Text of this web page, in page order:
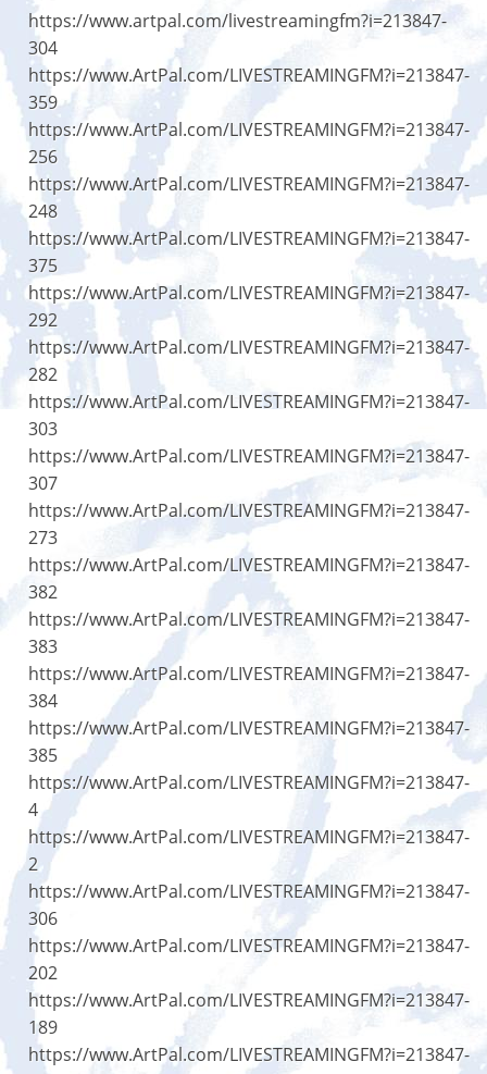
https://www.artpal.com/livestreamingfm?i=213847-
304
https://www.ArtPal.com/LIVESTREAMINGFM?i=213847-
359
https://www.ArtPal.com/LIVESTREAMINGFM?i=213847-
256
https://www.ArtPal.com/LIVESTREAMINGFM?i=213847-
248
https://www.ArtPal.com/LIVESTREAMINGFM?i=213847-
375
https://www.ArtPal.com/LIVESTREAMINGFM?i=213847-
292
https://www.ArtPal.com/LIVESTREAMINGFM?i=213847-
282
https://www.ArtPal.com/LIVESTREAMINGFM?i=213847-
303
https://www.ArtPal.com/LIVESTREAMINGFM?i=213847-
307
https://www.ArtPal.com/LIVESTREAMINGFM?i=213847-
273
https://www.ArtPal.com/LIVESTREAMINGFM?i=213847-
382
https://www.ArtPal.com/LIVESTREAMINGFM?i=213847-
383
https://www.ArtPal.com/LIVESTREAMINGFM?i=213847-
384
https://www.ArtPal.com/LIVESTREAMINGFM?i=213847-
385
https://www.ArtPal.com/LIVESTREAMINGFM?i=213847-
4
https://www.ArtPal.com/LIVESTREAMINGFM?i=213847-
2
https://www.ArtPal.com/LIVESTREAMINGFM?i=213847-
306
https://www.ArtPal.com/LIVESTREAMINGFM?i=213847-
202
https://www.ArtPal.com/LIVESTREAMINGFM?i=213847-
189
https://www.ArtPal.com/LIVESTREAMINGFM?i=213847-